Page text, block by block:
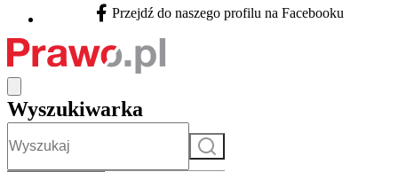
Facebook - otwiera się w nowej karcie
Przejdź do naszego profilu na Facebooku
Wyszukiwarka
Szukaj